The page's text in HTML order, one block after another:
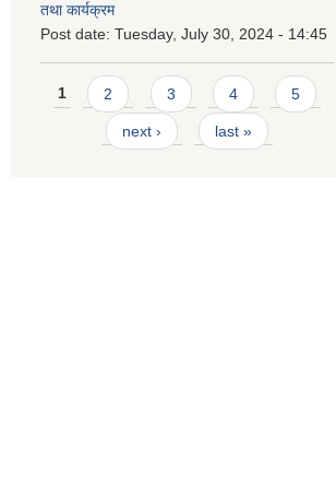
तथा कार्यक्रम
Post date: Tuesday, July 30, 2024 - 14:45
Pages
1 2 3 4 5
next › last »